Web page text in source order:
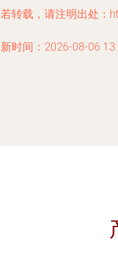
转载，请注明出处：
时间：2026-08-06